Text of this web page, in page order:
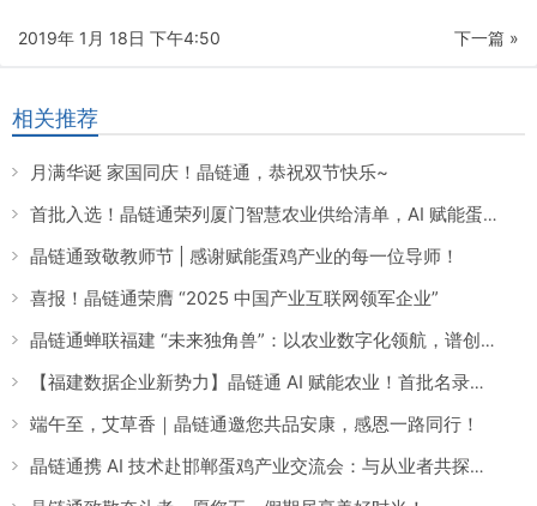
下一篇 »
2019年 1月 18日 下午4:50
相关推荐
月满华诞 家国同庆！晶链通，恭祝双节快乐~
首批入选！晶链通荣列厦门智慧农业供给清单，AI 赋能蛋鸡养殖引领产业数智化转型
晶链通致敬教师节 | 感谢赋能蛋鸡产业的每一位导师！
喜报！晶链通荣膺 “2025 中国产业互联网领军企业”
晶链通蝉联福建 “未来独角兽”：以农业数字化领航，谱创新时代华章
【福建数据企业新势力】晶链通 AI 赋能农业！首批名录上榜，数字化养殖颠覆传统产业！
端午至，艾草香｜晶链通邀您共品安康，感恩一路同行！
晶链通携 AI 技术赴邯郸蛋鸡产业交流会：与从业者共探传统经验数字化升级「密钥」